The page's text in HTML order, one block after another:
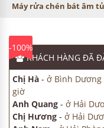
Máy rửa chén bát âm tủ
-100%
KHÁCH HÀNG ĐÃ
Chị Hà - ở Bình Dương
giờ
Anh Quang - ở Hải
Chị Hương - ở Hải